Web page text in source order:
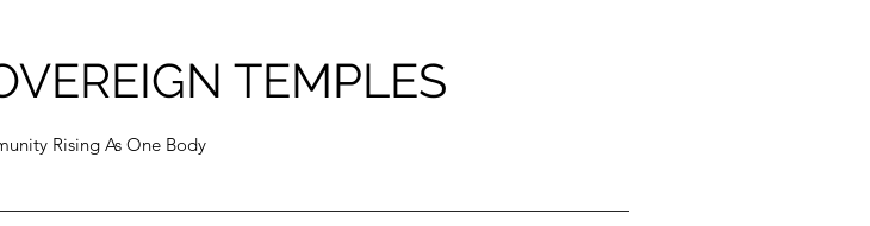
TEMPLES
Rising As One Body